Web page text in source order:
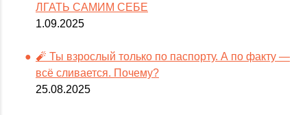
ЛГАТЬ САМИМ СЕБЕ
1.09.2025
🧨 Ты взрослый только по паспорту. А по факту —
всё сливается. Почему?
25.08.2025